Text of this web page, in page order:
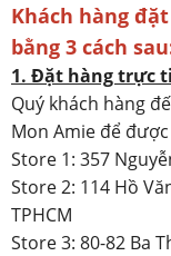
Khách hàng
bằng 3 cách
1. Đặt hàng trực
Quý khách hàng
Mon Amie để
Store 1: 357
Store 2: 114 Hồ
TPHCM
Store 3: 80-82 Ba